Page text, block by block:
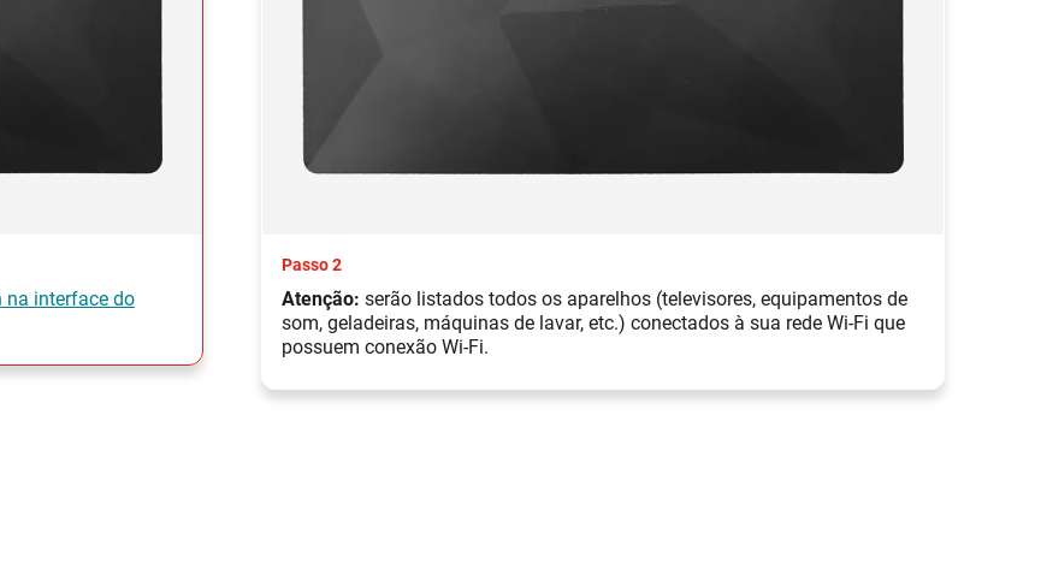
na interface do
Passo 2
Atenção: serão listados todos os aparelhos (televisores, equipamentos de
som, geladeiras, máquinas de lavar, etc.) conectados à sua rede Wi-Fi que
possuem conexão Wi-Fi.